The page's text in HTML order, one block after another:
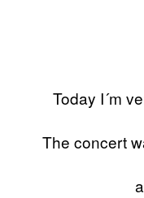
Today I´m
The concert